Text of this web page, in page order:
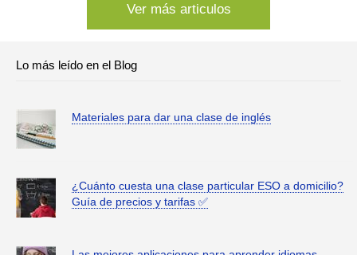
Ver más articulos
Lo más leído en el Blog
Materiales para dar una clase de inglés
¿Cuánto cuesta una clase particular ESO a domicilio?
Guía de precios y tarifas ✅